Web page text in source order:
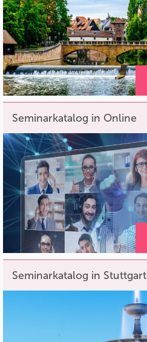
Seminarkatalog in Online
Seminarkatalog in Stuttgart